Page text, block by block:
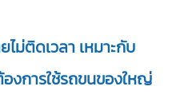
ม่ติดเวลา เหมาะกับ
งการใช้รถขนของใหญ่